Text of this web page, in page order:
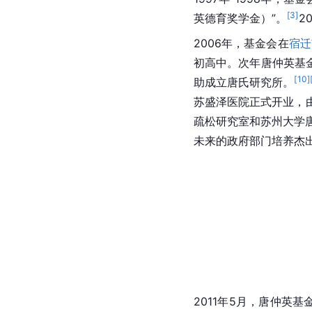
英德育奖学金）”。
[3]
2006年，基金会在宿
初高中。次年唐仲英基
助成立唐氏研究所。
[10]
苏盛泽医院正式开业，
疏松研究室和苏州大学
未来的政府部门培养杰
2011年5月，唐仲英基